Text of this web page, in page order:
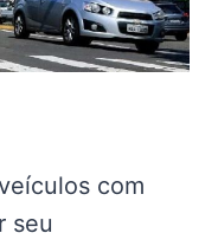
com
seu